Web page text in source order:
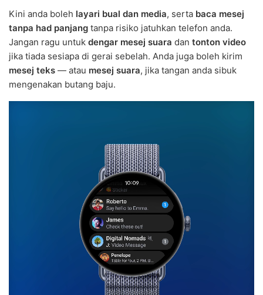
Kini anda boleh layari bual dan media, serta baca mesej
tanpa had panjang tanpa risiko jatuhkan telefon anda.
Jangan ragu untuk dengar mesej suara dan tonton video
jika tiada sesiapa di gerai sebelah. Anda juga boleh kirim
mesej teks — atau mesej suara, jika tangan anda sibuk
mengenakan butang baju.